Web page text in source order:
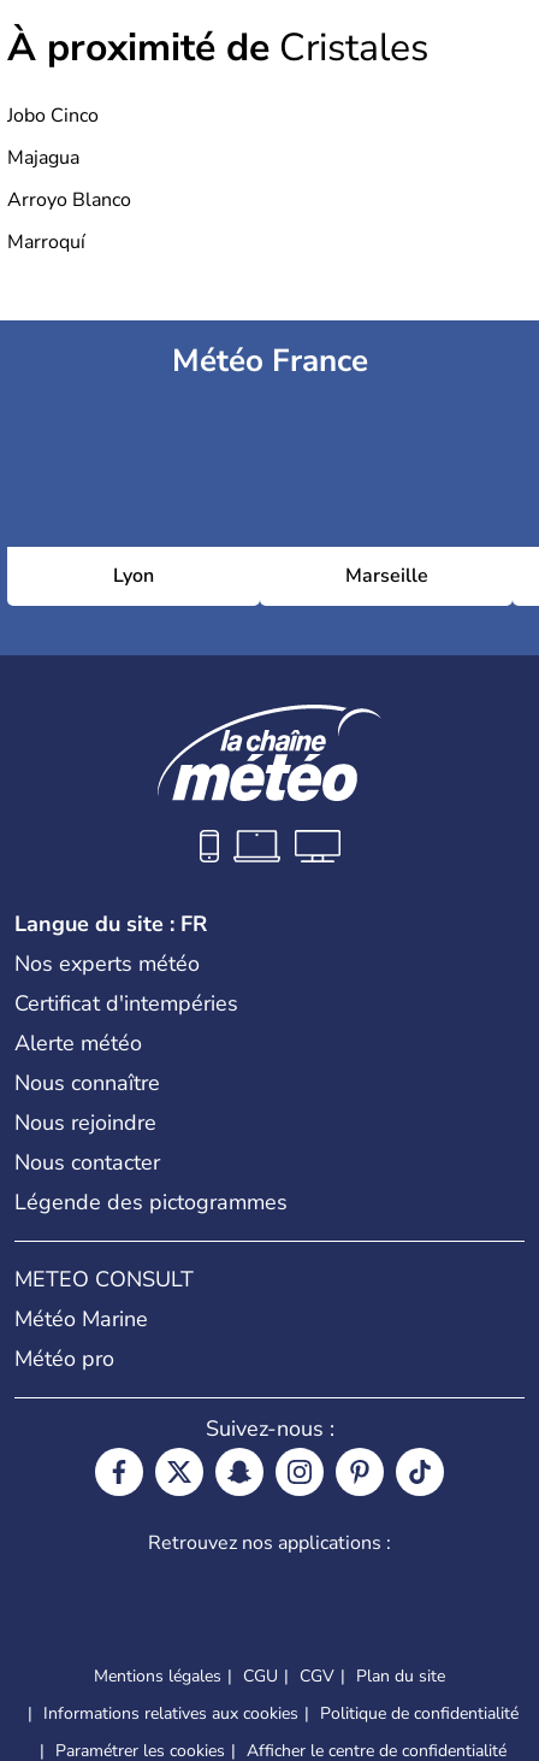
À proximité de Cristales
Jobo Cinco
Majagua
Arroyo Blanco
Marroquí
Météo France
Lyon Marseille
Langue du site : FR
Nos experts météo
Certificat d'intempéries
Alerte météo
Nous connaître
Nous rejoindre
Nous contacter
Légende des pictogrammes
METEO CONSULT
Météo Marine
Météo pro
Suivez-nous :
Retrouvez nos applications :
Mentions légales CGU CGV
Plan du site
Informations relatives aux cookies
Politique de confidentialité
Paramétrer les cookies
Afficher le centre de confidentialité